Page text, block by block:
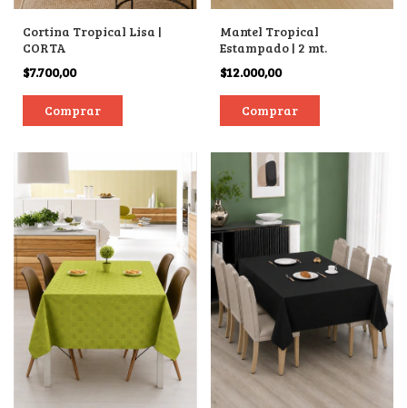
Cortina Tropical Lisa |
CORTA
$7.700,00
Mantel Tropical
Estampado | 2 mt.
$12.000,00